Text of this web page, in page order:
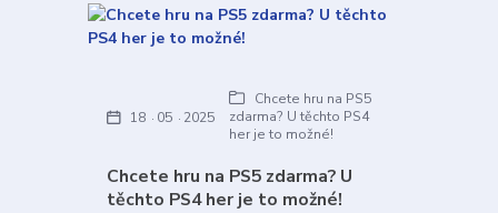
Chcete hru na PS5 zdarma? U
těchto PS4 her je to možné!
18 05 2025
Chcete hru na PS5
zdarma? U těchto PS4
her je to možné!